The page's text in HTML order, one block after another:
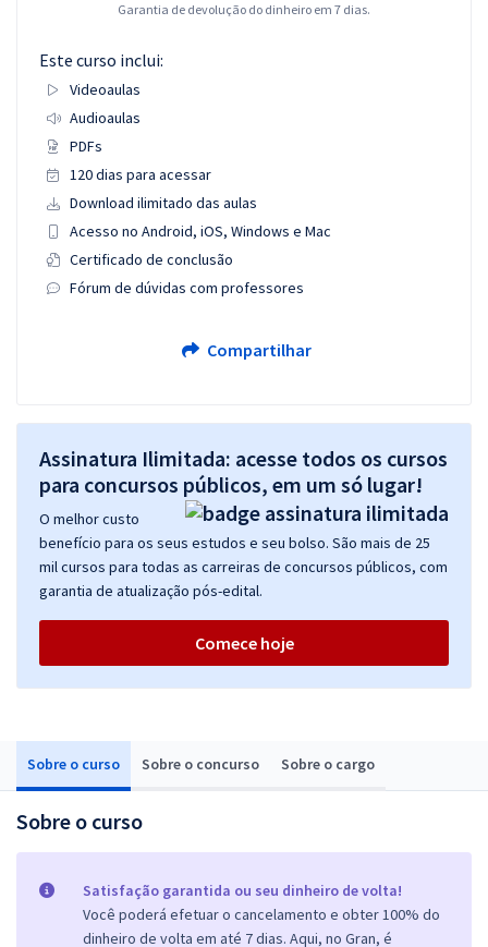
Sobre o curso Sobre o concurso Sobre o cargo
Sobre o curso
Satisfação garantida ou seu dinheiro de volta!
Você poderá efetuar o cancelamento e obter 100% do
dinheiro de volta em até 7 dias. Aqui, no Gran, é
Garantia de devolução do dinheiro em 7 dias.
Este curso inclui:
Videoaulas
Audioaulas
PDFs
120 dias para acessar
Download ilimitado das aulas
Acesso no Android, iOS, Windows e Mac
Certificado de conclusão
Fórum de dúvidas com professores
Compartilhar
Assinatura Ilimitada: acesse todos os cursos
para concursos públicos, em um só lugar!
O melhor custo
benefício para os seus estudos e seu bolso. São mais de 25
mil cursos para todas as carreiras de concursos públicos, com
garantia de atualização pós-edital.
Comece hoje